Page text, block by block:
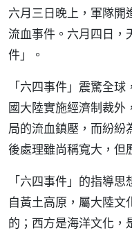
六月三日晚上，軍隊開
流血事件。六月四日，
件」。
「六四事件」震驚全
國大陸實施經濟制裁外
局的流血鎮壓，而紛紛
後處理雖尚稱寬大，但
「六四事件」的指導
自黃土高原，屬大陸文
的；西方是海洋文化，